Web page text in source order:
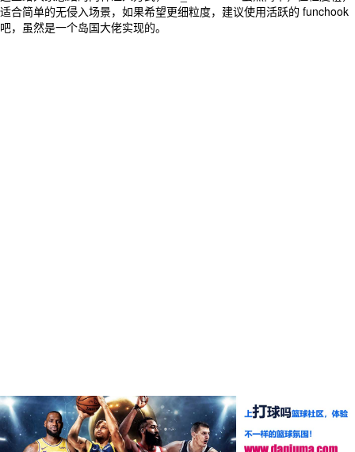
适合简单的无侵入场景，如果希望更细粒度，建议使用活跃的 funchook
吧，虽然是一个岛国大佬实现的。